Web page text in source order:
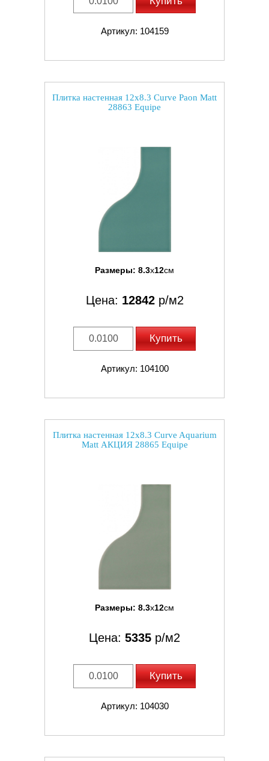
Артикул: 104159
Плитка настенная 12x8.3 Curve Paon Matt
28863 Equipe
Размеры: 8.3x12см
Цена: 12842р/м2
Купить
Артикул: 104100
Плитка настенная 12x8.3 Curve Aquarium
Matt АКЦИЯ 28865 Equipe
Размеры: 8.3x12см
Цена: 5335 р/м2
Купить
Артикул: 104030